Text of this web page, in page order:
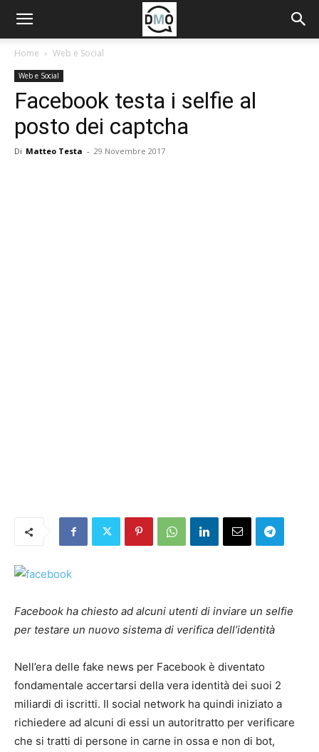
Home Web e Social
Web e Social
Facebook testa i selfie al
posto dei captcha
Di Matteo Testa - 29 Novembre 2017
Facebook ha chiesto ad alcuni utenti di inviare un selfie
per testare un nuovo sistema di verifica dell’identità
Nell’era delle fake news per Facebook è diventato
fondamentale accertarsi della vera identità dei suoi 2
miliardi di iscritti. Il social network ha quindi iniziato a
richiedere ad alcuni di essi un autoritratto per verificare
che si tratti di persone in carne in ossa e non di bot,